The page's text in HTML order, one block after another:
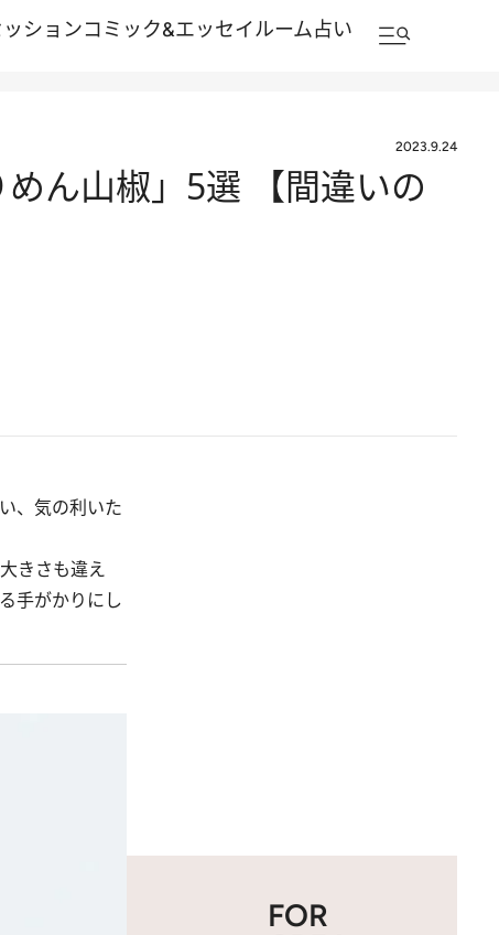
ッションコミック&エッセイルーム占い
2023.9.24
ん山椒」5選 【間違いの
、気の利いた
きさも違え
手がかりにし
FOR